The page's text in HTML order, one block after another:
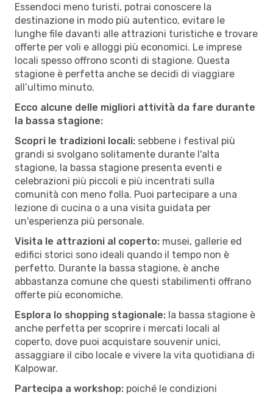
Essendoci meno turisti, potrai conoscere la
destinazione in modo più autentico, evitare le
lunghe file davanti alle attrazioni turistiche e trovare
offerte per voli e alloggi più economici. Le imprese
locali spesso offrono sconti di stagione. Questa
stagione è perfetta anche se decidi di viaggiare
all’ultimo minuto.
Ecco alcune delle migliori attività da fare durante
la bassa stagione:
Scopri le tradizioni locali: sebbene i festival più
grandi si svolgano solitamente durante l'alta
stagione, la bassa stagione presenta eventi e
celebrazioni più piccoli e più incentrati sulla
comunità con meno folla. Puoi partecipare a una
lezione di cucina o a una visita guidata per
un'esperienza più personale.
Visita le attrazioni al coperto: musei, gallerie ed
edifici storici sono ideali quando il tempo non è
perfetto. Durante la bassa stagione, è anche
abbastanza comune che questi stabilimenti offrano
offerte più economiche.
Esplora lo shopping stagionale: la bassa stagione è
anche perfetta per scoprire i mercati locali al
coperto, dove puoi acquistare souvenir unici,
assaggiare il cibo locale e vivere la vita quotidiana di
Kalpowar.
Partecipa a workshop: poiché le condizioni